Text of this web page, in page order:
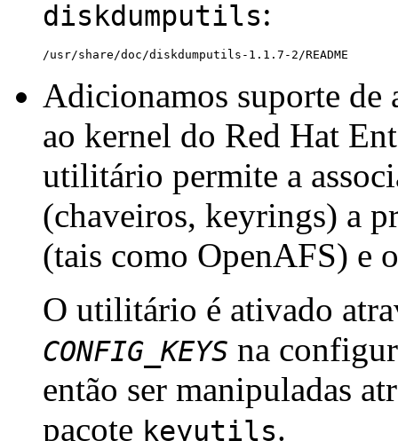
diskdumputils:
Adicionamos suporte de
ao kernel do Red Hat
utilitário permite a
(chaveiros, keyrings) a
(tais como OpenAFS) e
O utilitário é ativado
CONFIG_KEYS na
então ser manipuladas
pacote keyutils.